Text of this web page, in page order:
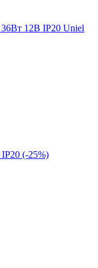
36Вт 12В IP20 Uniel
(-25%)